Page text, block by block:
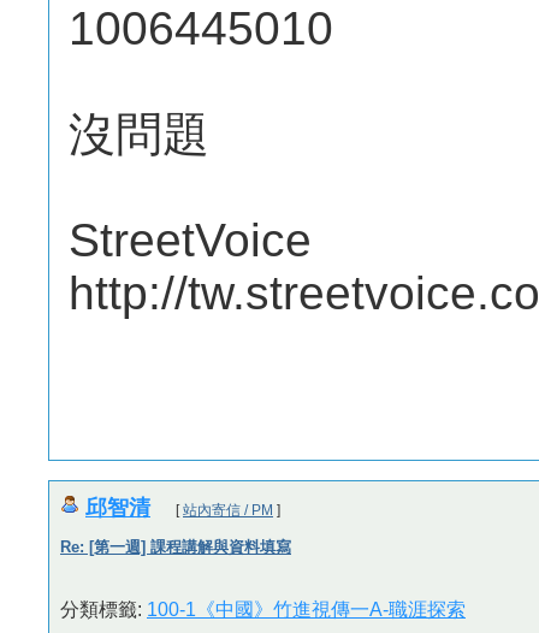
1006445010
沒問題
StreetVoice
http://
邱智清 [站內寄信 / PM ]
Re: [第一週] 課程講解與資料填寫
分類標籤: 100-1《中國》竹進視傳一A-職涯探索